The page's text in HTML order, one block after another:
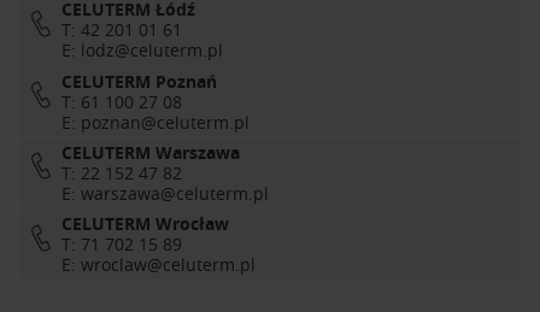
CELUTERM Łódź
T: 42 201 01 61
E: lodz@celuterm.pl
CELUTERM Poznań
T: 61 100 27 08
E: poznan@celuterm.pl
CELUTERM Warszawa
T: 22 152 47 82
E: warszawa@celuterm.pl
CELUTERM Wrocław
T: 71 702 15 89
E: wroclaw@celuterm.pl